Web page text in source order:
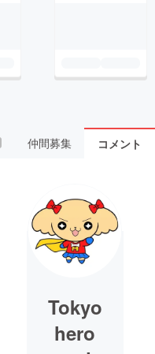
仲間募集 コメント
Tokyo
hero